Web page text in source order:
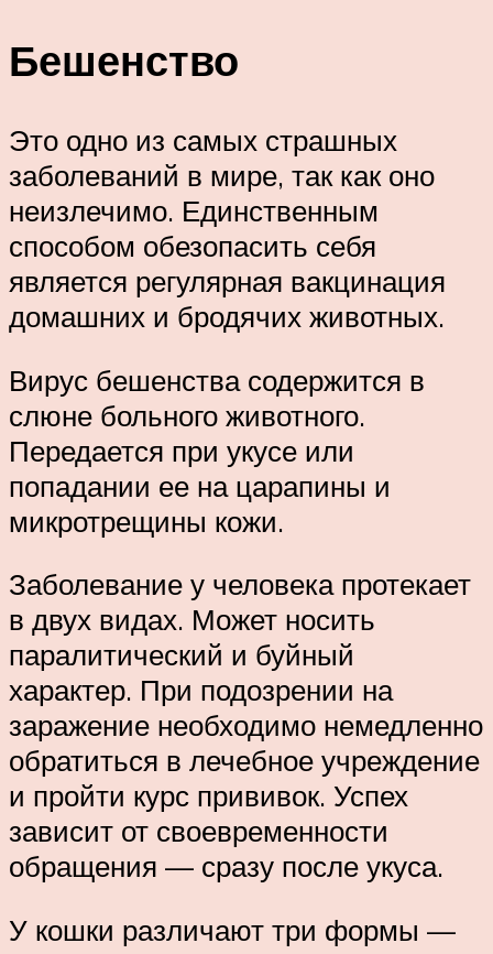
Бешенство
Это одно из самых страшных
заболеваний в мире, так как оно
неизлечимо. Единственным
способом обезопасить себя
является регулярная вакцинация
домашних и бродячих животных.
Вирус бешенства содержится в
слюне больного животного.
Передается при укусе или
попадании ее на царапины и
микротрещины кожи.
Заболевание у человека протекает
в двух видах. Может носить
паралитический и буйный
характер. При подозрении на
заражение необходимо немедленно
обратиться в лечебное учреждение
и пройти курс прививок. Успех
зависит от своевременности
обращения — сразу после укуса.
У кошки различают три формы —